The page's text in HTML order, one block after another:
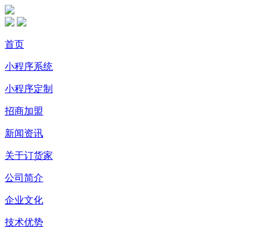
首页
小程序系统
小程序定制
招商加盟
新闻资讯
关于订货家
公司简介
企业文化
技术优势